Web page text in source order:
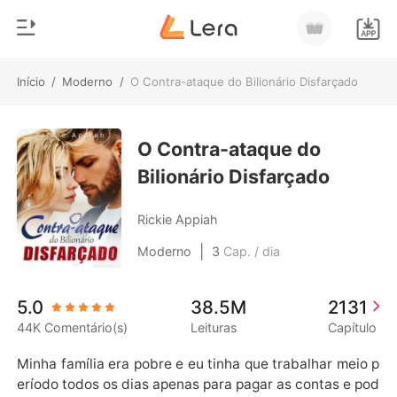
Início / Moderno / O Contra-ataque do Bilionário Disfarçado
Loja
Histórico
Sair
Baixar App
Gênero
Moderno
Lobisomem
Contos
Bilionários
O Contra-ataque do
Bilionário Disfarçado
Rickie Appiah
Moderno 3 Cap. / dia
5.0
44K Comentário(s)
38.5M
Leituras
2131
Capítulo
Minha família era pobre e eu tinha que trabalhar meio p
eríodo todos os dias apenas para pagar as contas e pod